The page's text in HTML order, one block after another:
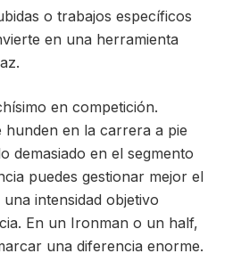
o trabajos específicos
en una herramienta
en competición.
hunden en la carrera a pie
demasiado en el segmento
puedes gestionar mejor el
intensidad objetivo
En un Ironman o un half,
una diferencia enorme.